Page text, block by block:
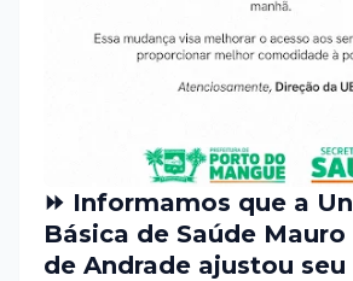
⏩ Informamos que a
Básica de Saúde
de Andrade ajustou